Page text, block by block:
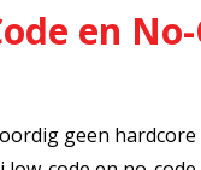
en
geen